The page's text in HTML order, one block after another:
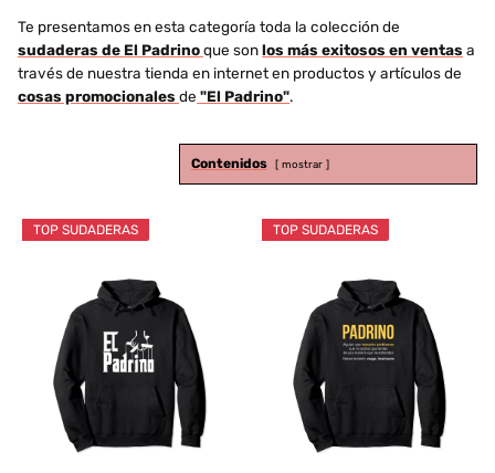
Te presentamos en esta categoría toda la colección de
sudaderas de El Padrinoque sonlos más exitosos en ventas a
través de nuestra tienda en internet en productos y artículos de
cosas promocionales de "El Padrino".
Contenidos mostrar
TOP SUDADERAS TOP SUDADERAS